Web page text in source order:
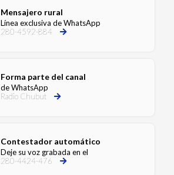
Mensajero rural
Línea exclusiva de WhatsApp
280-4592-884
Forma parte del canal
de WhatsApp
Radio Chubut
Contestador automático
Deje su voz grabada en el
280-4424-476